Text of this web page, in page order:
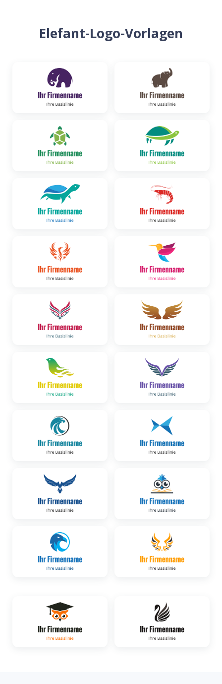
Elefant-Logo-Vorlagen